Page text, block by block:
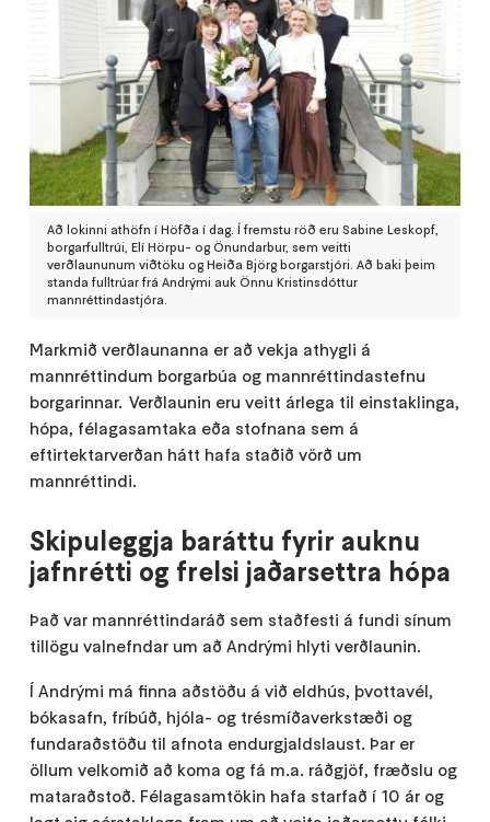
Að lokinni athöfn í Höfða í dag. Í fremstu röð eru Sabine Leskopf,
borgarfulltrúi, Elí Hörpu- og Önundarbur, sem veitti
verðlaununum viðtöku og Heiða Björg borgarstjóri. Að baki þeim
standa fulltrúar frá Andrými auk Önnu Kristinsdóttur
mannréttindastjóra.
Markmið verðlaunanna er að vekja athygli á
mannréttindum borgarbúa og mannréttindastefnu
borgarinnar. Verðlaunin eru veitt árlega til einstaklinga,
hópa, félagasamtaka eða stofnana sem á
eftirtektarverðan hátt hafa staðið vörð um
mannréttindi.
Skipuleggja baráttu fyrir auknu
jafnrétti og frelsi jaðarsettra hópa
Það var mannréttindaráð sem staðfesti á fundi sínum
tillögu valnefndar um að Andrými hlyti verðlaunin.
Í Andrými má finna aðstöðu á við eldhús, þvottavél,
bókasafn, fríbúð, hjóla- og trésmíðaverkstæði og
fundaraðstöðu til afnota endurgjaldslaust. Þar er
öllum velkomið að koma og fá m.a. ráðgjöf, fræðslu og
mataraðstoð. Félagasamtökin hafa starfað í 10 ár og